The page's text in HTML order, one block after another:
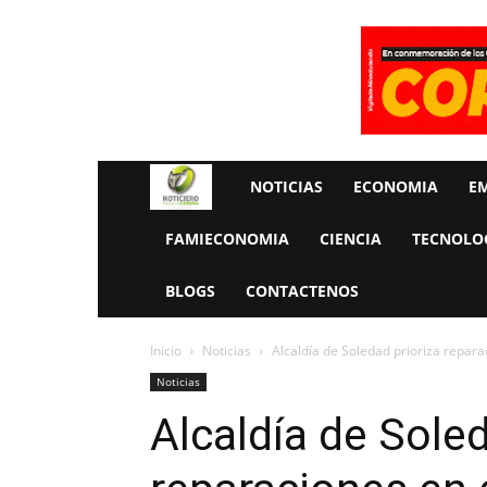
Rueda
La
Economia
NOTICIAS ECONOMIA
FAMIECONOMIA CIENCIA
BLOGS CONTACTENOS
Inicio Noticias Alcaldía de Soledad prioriza
Noticias
Alcaldía de